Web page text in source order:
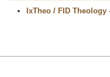
IxTheo / FID Theology